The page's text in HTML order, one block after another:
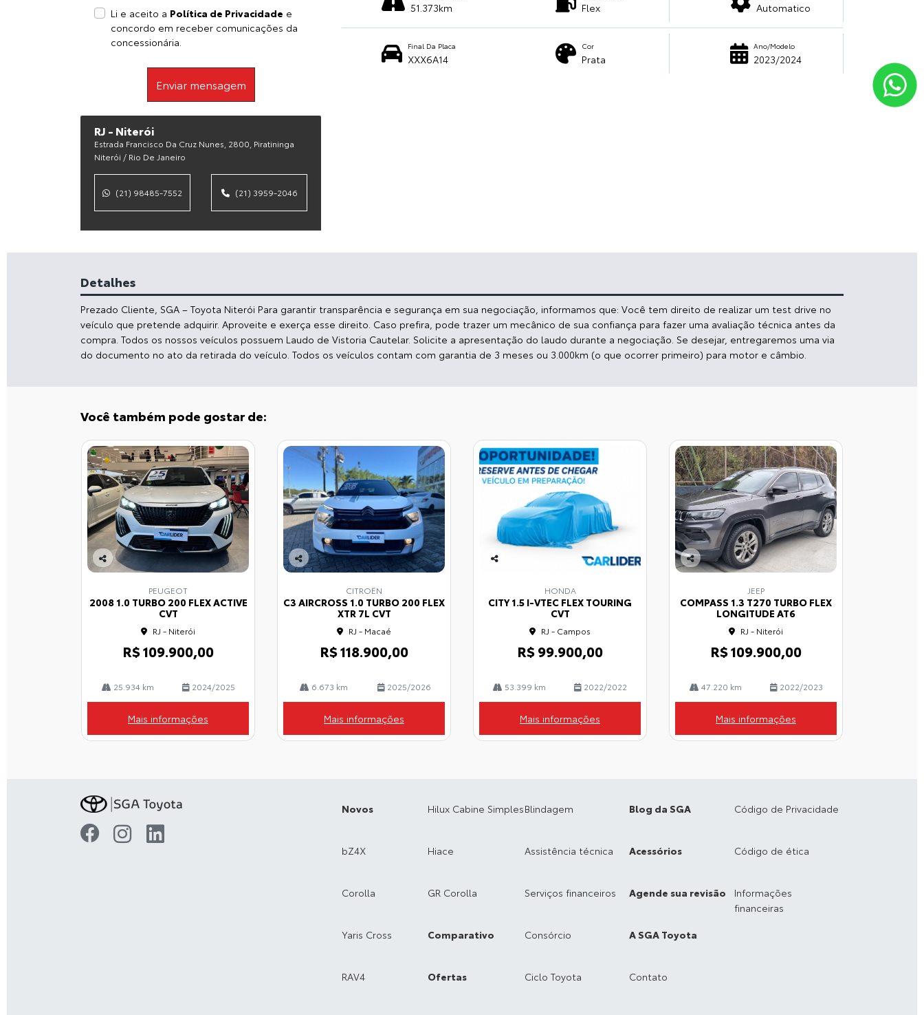
RJ - Niterói
Estrada Francisco Da Cruz Nunes, 2800, Piratininga
Niterói / Rio De Janeiro
(21) 3959-2046
(21) 98485-7552
Li e aceito a Política de Privacidade e
concordo em receber comunicações da
concessionária.
Enviar mensagem
Automatico
Flex
51.373km
Ano/Modelo
2023/2024
Cor
Prata
Final Da Placa
XXX6A14
Detalhes
Prezado Cliente, SGA – Toyota Niterói Para garantir transparência e segurança em sua negociação, informamos que: Você tem direito de realizar um test drive no
veículo que pretende adquirir. Aproveite e exerça esse direito. Caso prefira, pode trazer um mecânico de sua confiança para fazer uma avaliação técnica antes da
compra. Todos os nossos veículos possuem Laudo de Vistoria Cautelar. Solicite a apresentação do laudo durante a negociação. Se desejar, entregaremos uma via
do documento no ato da retirada do veículo. Todos os veículos contam com garantia de 3 meses ou 3.000km (o que ocorrer primeiro) para motor e câmbio.
Você também pode gostar de:
Co
lhe
PEUGEOT
2008 1.0 TURBO 200 FLEX ACTIVE
CVT
RJ - Niterói
R$ 109.900,00
25.934 km 2024/2025
Mais informações
Co
lhe
CITROËN
C3 AIRCROSS 1.0 TURBO 200 FLEX
XTR 7L CVT
RJ - Macaé
R$ 118.900,00
6.673 km 2025/2026
Mais informações
lhe
HONDA
CITY 1.5 I-VTEC FLEX TOURING
CVT
RJ - Campos
R$ 99.900,00
53.399 km 2022/2022
Mais informações
Co
lhe
JEEP
COMPASS 1.3 T270 TURBO FLEX
LONGITUDE AT6
RJ - Niterói
R$ 109.900,00
47.220 km 2022/2023
Mais informações
Novos
bZ4X
Corolla
Yaris Cross
RAV4
Hilux Cabine Simples
Hiace
GR Corolla
Comparativo
Ofertas
Blindagem
Assistência técnica
Serviços financeiros
Consórcio
Ciclo Toyota
Blog da SGA
Acessórios
Agende sua revisão
A SGA Toyota
Contato
Código de Privacidade
Código de ética
Informações
financeiras